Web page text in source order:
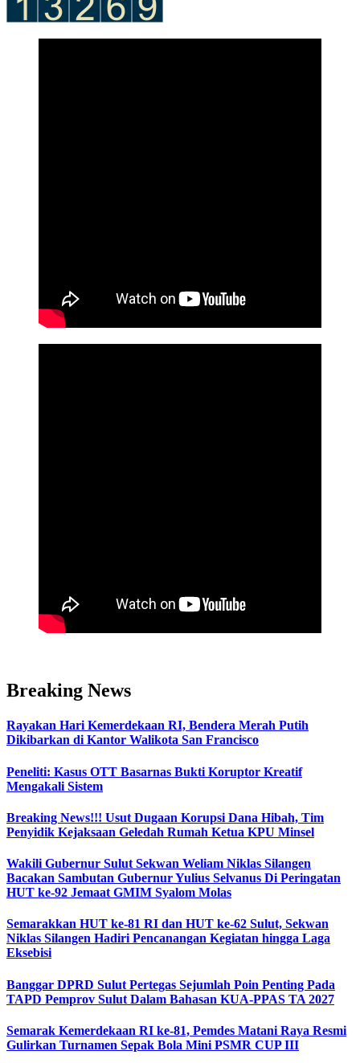
Breaking News
Rayakan Hari Kemerdekaan RI, Bendera Merah Putih
Dikibarkan di Kantor Walikota San Francisco
Peneliti: Kasus OTT Basarnas Bukti Koruptor Kreatif
Mengakali Sistem
Breaking News!!! Usut Dugaan Korupsi Dana Hibah, Tim
Penyidik Kejaksaan Geledah Rumah Ketua KPU Minsel
Wakili Gubernur Sulut Sekwan Weliam Niklas Silangen
Bacakan Sambutan Gubernur Yulius Selvanus Di Peringatan
HUT ke-92 Jemaat GMIM Syalom Molas
Semarakkan HUT ke-81 RI dan HUT ke-62 Sulut, Sekwan
Niklas Silangen Hadiri Pencanangan Kegiatan hingga Laga
Eksebisi
Banggar DPRD Sulut Pertegas Sejumlah Poin Penting Pada
TAPD Pemprov Sulut Dalam Bahasan KUA-PPAS TA 2027
Semarak Kemerdekaan RI ke-81, Pemdes Matani Raya Resmi
Gulirkan Turnamen Sepak Bola Mini PSMR CUP III